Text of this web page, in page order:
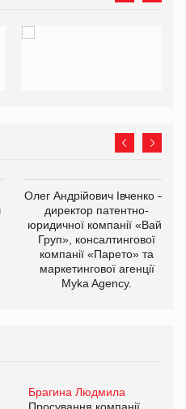
Олег Андрійович Івченко —
директор патентно-
юридичної компанії «Вайз
Груп», консалтингової
компанії «Парето» та
маркетингової агенції
Myka Agency.
Брагина Людмила